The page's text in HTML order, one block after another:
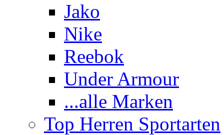
Jako
Nike
Reebok
Under Armour
...alle Marken
Top Herren Sportarten